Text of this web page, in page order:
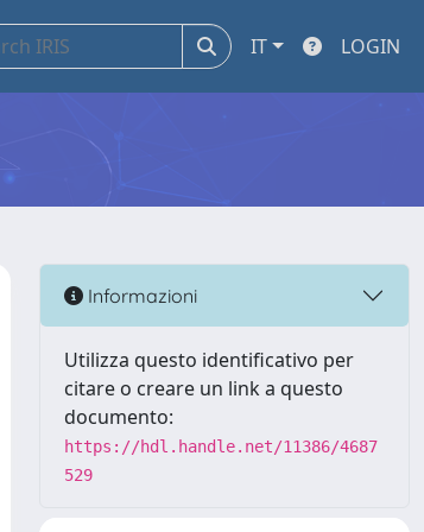
IT LOGIN
Informazioni
Utilizza questo identificativo per
citare o creare un link a questo
documento:
https://hdl.handle.net/11386/4687
529